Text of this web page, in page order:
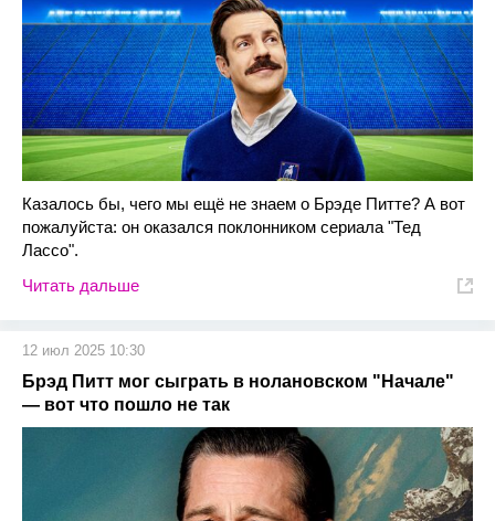
Казалось бы, чего мы ещё не знаем о Брэде Питте? А вот
пожалуйста: он оказался поклонником сериала "Тед
Лассо".
Читать дальше
12 июл 2025 10:30
Брэд Питт мог сыграть в нолановском "Начале"
— вот что пошло не так